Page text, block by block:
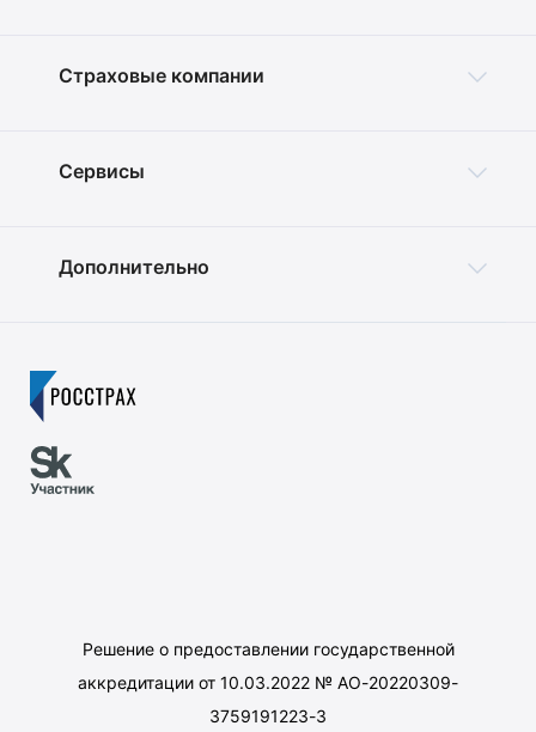
Страховые компании
Сервисы
Дополнительно
Решение о предоставлении государственной
аккредитации от 10.03.2022 № АО-20220309-
3759191223-3